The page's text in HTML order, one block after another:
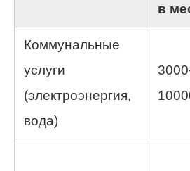
в
Коммунальные
услуги
(электроэнергия,
вода)